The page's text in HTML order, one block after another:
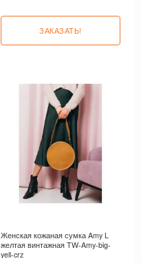
ЗАКАЗАТЬ!
Женская кожаная сумка Amy L
желтая винтажная TW-Amy-big-
yell-crz